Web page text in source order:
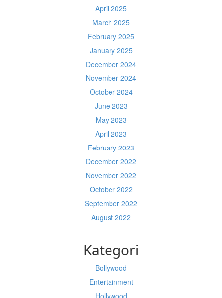
April 2025
March 2025
February 2025
January 2025
December 2024
November 2024
October 2024
June 2023
May 2023
April 2023
February 2023
December 2022
November 2022
October 2022
September 2022
August 2022
Kategori
Bollywood
Entertainment
Hollywood